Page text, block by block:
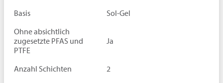
Basis
Sol-Gel
Ohne absichtlich
zugesetzte PFAS und
PTFE
Ja
Anzahl Schichten
2